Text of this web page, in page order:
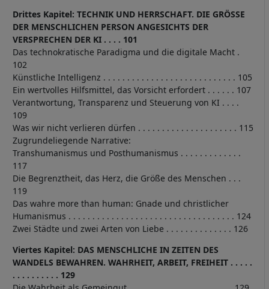
Drittes Kapitel: TECHNIK UND HERRSCHAFT. DIE GRÖSSE
DER MENSCHLICHEN PERSON ANGESICHTS DER
VERSPRECHEN DER KI . . . . 101
Das technokratische Paradigma und die digitale Macht .
102
Künstliche Intelligenz . . . . . . . . . . . . . . . . . . . . . . . . . . . . 105
Ein wertvolles Hilfsmittel, das Vorsicht erfordert . . . . . . 107
Verantwortung, Transparenz und Steuerung von KI . . . .
109
Was wir nicht verlieren dürfen . . . . . . . . . . . . . . . . . . . . . 115
Zugrundeliegende Narrative:
Transhumanismus und Posthumanismus . . . . . . . . . . . . .
117
Die Begrenztheit, das Herz, die Größe des Menschen . . .
119
Das wahre more than human: Gnade und christlicher
Humanismus . . . . . . . . . . . . . . . . . . . . . . . . . . . . . . . . . . . 124
Zwei Städte und zwei Arten von Liebe . . . . . . . . . . . . . . 126
Viertes Kapitel: DAS MENSCHLICHE IN ZEITEN DES
WANDELS BEWAHREN. WAHRHEIT, ARBEIT, FREIHEIT . . . . .
. . . . . . . . . . 129